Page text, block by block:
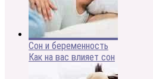
Сон и беременность
Как на вас влияет сон